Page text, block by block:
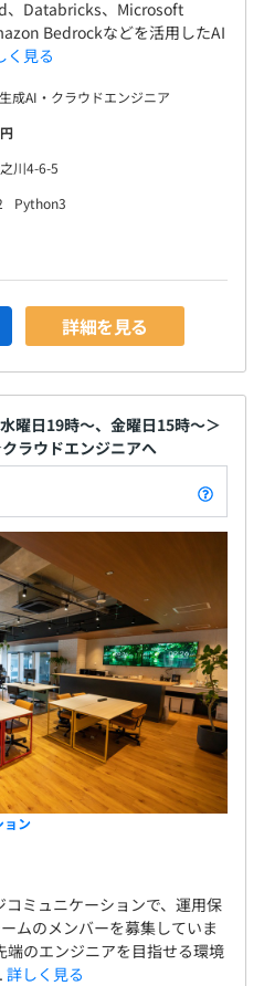
、Databricks、Microsoft
Bedrockなどを活用したAI
く見る
成AI・クラウドエンジニア
川4-6-5
Python3
詳細を見る
曜日19時～、金曜日15時〜＞
ラウドエンジニアへ
ョン
ミュニケーションで、運用保
ムのメンバーを募集していま
端のエンジニアを目指せる環境
詳しく見る